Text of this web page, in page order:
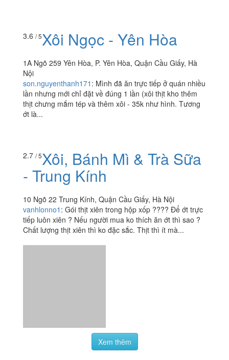
3.6 / 5Xôi Ngọc - Yên Hòa
1A Ngõ 259 Yên Hòa, P. Yên Hòa, Quận Cầu Giấy, Hà
Nội
son.nguyenthanh171 : Mình đã ăn trực tiếp ở quán nhiều
lần nhưng mới chỉ đặt về đúng 1 lần (xôi thịt kho thêm
thịt chưng mắm tép và thêm xôi - 35k như hình. Tương
ớt là...
2.7 / 5Xôi, Bánh Mì & Trà Sữa
- Trung Kính
10 Ngõ 22 Trung Kính, Quận Cầu Giấy, Hà Nội
vanhlonno1 : Gói thịt xiên trong hộp xốp ???? Để ớt trực
tiếp luôn xiên ? Nếu người mua ko thích ăn ớt thì sao ?
Chất lượng thịt xiên thì ko đặc sắc. Thịt thì ít mà...
Xem thêm